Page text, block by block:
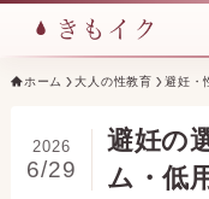
ホーム 大人の性教育 避妊・
避妊の
ム・低
2026
6/29